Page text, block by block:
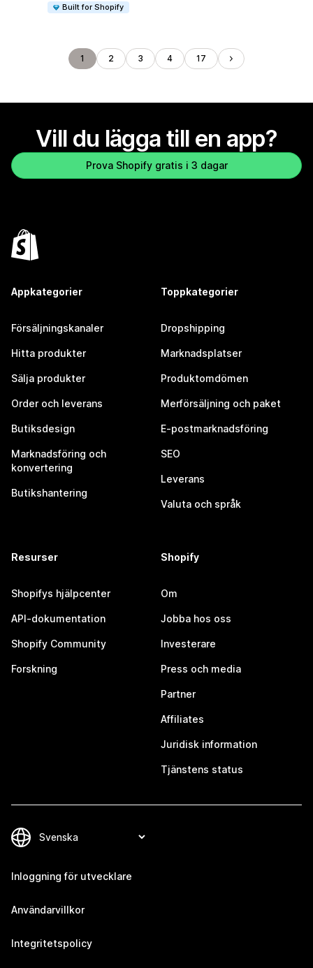
Built for Shopify
1 2 3 4 17
Vill du lägga till en app?
Prova Shopify gratis i 3 dagar
Appkategorier
Försäljningskanaler
Hitta produkter
Sälja produkter
Order och leverans
Butiksdesign
Marknadsföring och
konvertering
Butikshantering
Toppkategorier
Dropshipping
Marknadsplatser
Produktomdömen
Merförsäljning och paket
E-postmarknadsföring
SEO
Leverans
Valuta och språk
Resurser
Shopifys hjälpcenter
API-dokumentation
Shopify Community
Forskning
Shopify
Om
Jobba hos oss
Investerare
Press och media
Partner
Affiliates
Juridisk information
Tjänstens status
Inloggning för utvecklare
Användarvillkor
Integritetspolicy